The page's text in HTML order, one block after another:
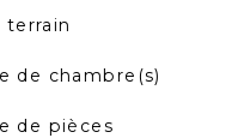
terrain
de chambre(s)
de pièces